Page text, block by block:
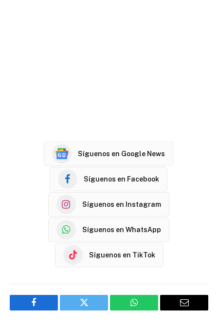
Síguenos en Google News
Síguenos en Facebook
Síguenos en Instagram
Síguenos en WhatsApp
Síguenos en TikTok
Facebook Twitter WhatsApp Email